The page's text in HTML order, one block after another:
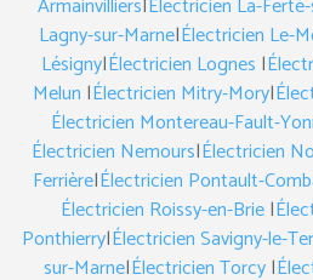
Lagny-sur-Marne|Électricien Le-
Lésigny|Électricien Lognes |
Melun |Électricien Mitry-Mory|
Électricien Montereau-Fault-
Électricien Nemours|Électricien
Ferrière|Électricien Pontault-
Électricien Roissy-en-Brie|
Ponthierry|Électricien Savigny-le-
sur-Marne|Électricien Torcy|